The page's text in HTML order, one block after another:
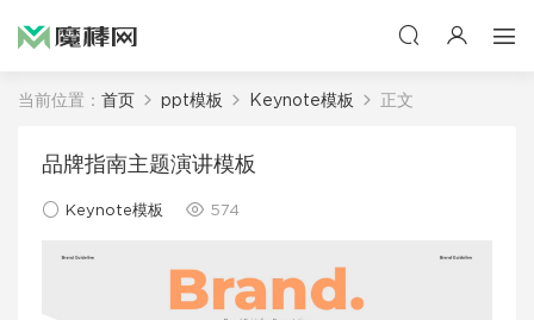
当前位置： 首页 ppt模板 Keynote模板 正文
品牌指南主题演讲模板
Keynote模板 574